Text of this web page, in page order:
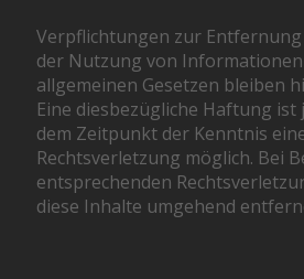
Verpflichtungen zur
der Nutzung von Informationen
allgemeinen Gesetzen bleiben
Eine diesbezügliche Haftung ist
dem Zeitpunkt der Kenntnis
Rechtsverletzung möglich. Bei
entsprechenden
diese Inhalte umgehend